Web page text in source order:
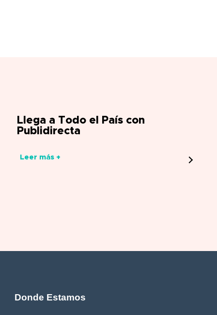
Llega a Todo el País con
Publidirecta
Leer más +
Donde Estamos